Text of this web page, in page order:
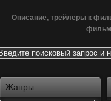
Описание, трейлеры к
Жанры